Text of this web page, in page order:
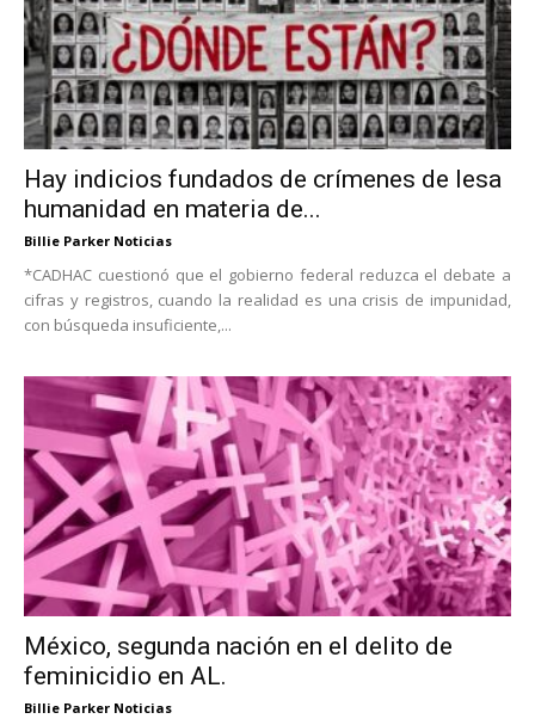
Hay indicios fundados de crímenes de lesa
humanidad en materia de...
Billie Parker Noticias
*CADHAC cuestionó que el gobierno federal reduzca el debate a
cifras y registros, cuando la realidad es una crisis de impunidad,
con búsqueda insuficiente,...
México, segunda nación en el delito de
feminicidio en AL.
Billie Parker Noticias